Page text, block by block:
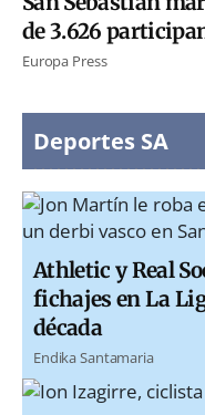
de 3.626
Europa Press
Deportes SA
Athletic y Real
fichajes en La
década
Endika Santamaria